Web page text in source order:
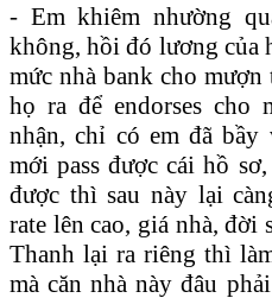
- Em khiêm nhường
không, hồi đó lương của
mức nhà bank cho
họ ra để endorses cho
nhận, chỉ có em đã
mới pass được cái hồ
được thì sau này lại
rate lên cao, giá nhà, đời
Thanh lại ra riêng thì
mà căn nhà này đâu